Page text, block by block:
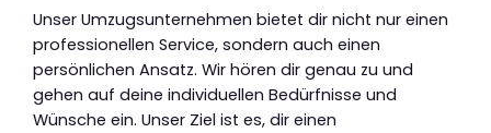
Unser Umzugsunternehmen bietet dir nicht nur einen
professionellen Service, sondern auch einen
persönlichen Ansatz. Wir hören dir genau zu und
gehen auf deine individuellen Bedürfnisse und
Wünsche ein. Unser Ziel ist es, dir einen